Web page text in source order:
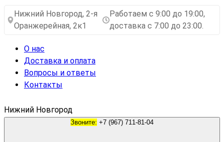
Нижний Новгород, 2-я
Оранжерейная, 2к1
Работаем с 9:00 до 19:00,
доставка с 7:00 до 23:00.
О нас
Доставка и оплата
Вопросы и ответы
Контакты
Нижний Новгород
Звоните: